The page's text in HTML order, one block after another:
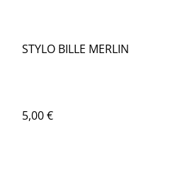
STYLO BILLE MERLIN
5,00 €